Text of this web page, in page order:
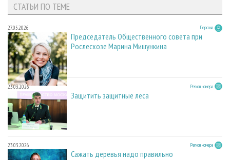
СТАТЬИ ПО ТЕМЕ
27.05.2026 Персона
Председатель Общественного совета при
Рослесхозе Марина Мишункина
23.03.2026 Регион номера
Защитить защитные леса
23.03.2026 Регион номера
Сажать деревья надо правильно